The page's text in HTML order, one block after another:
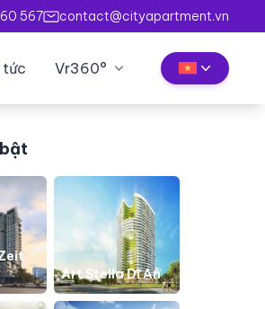
567 contact@cityapartment.vn
tức Vr360°
Art Stella Dĩ An